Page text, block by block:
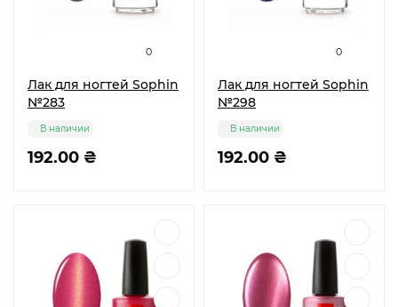
0
Лак для ногтей Sophin
№283
192.00 ₴
В наличии
0
Лак для ногтей Sophin
№298
192.00 ₴
В наличии